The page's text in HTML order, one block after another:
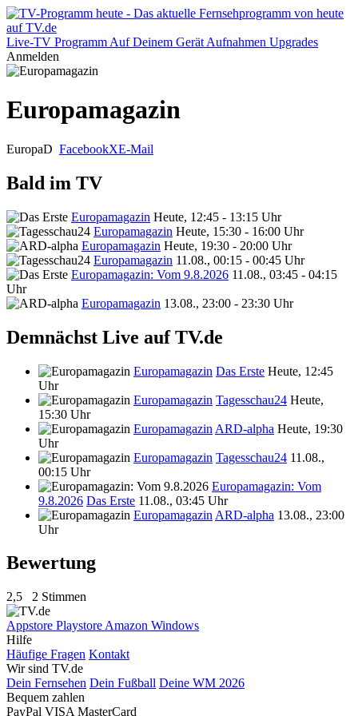
Live-TV Programm Auf Deinem Gerät Aufnahmen Upgrades
Anmelden
Europamagazin
EuropaD FacebookXE-Mail
Bald im TV
Europamagazin Heute, 12:45 - 13:15 Uhr
Europamagazin Heute, 15:30 - 16:00 Uhr
Europamagazin Heute, 19:30 - 20:00 Uhr
Europamagazin 11.08., 00:15 - 00:45 Uhr
Europamagazin: Vom 9.8.2026 11.08., 03:45 - 04:15
Uhr
Europamagazin 13.08., 23:00 - 23:30 Uhr
Demnächst Live auf TV.de
Europamagazin Das Erste Heute, 12:45
Uhr
Europamagazin Tagesschau24 Heute,
15:30 Uhr
Europamagazin ARD-alpha Heute, 19:30
Uhr
Europamagazin Tagesschau24 11.08.,
00:15 Uhr
Europamagazin: Vom
9.8.2026 Das Erste 11.08., 03:45 Uhr
Europamagazin ARD-alpha 13.08., 23:00
Uhr
Bewertung
2,5 2 Stimmen
Appstore Playstore Amazon Windows
Hilfe
Häufige Fragen Kontakt
Wir sind TV.de
Dein Fernsehen Dein Fußball Deine WM 2026
Bequem zahlen
PayPal VISA MasterCard